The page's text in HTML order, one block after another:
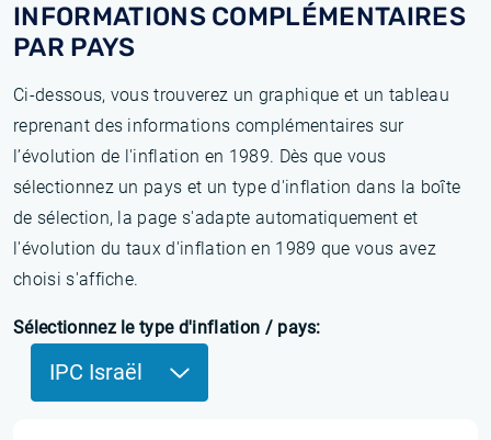
INFORMATIONS COMPLÉMENTAIRES
PAR PAYS
Ci-dessous, vous trouverez un graphique et un tableau
reprenant des informations complémentaires sur
l’évolution de l'inflation en 1989. Dès que vous
sélectionnez un pays et un type d'inflation dans la boîte
de sélection, la page s'adapte automatiquement et
l'évolution du taux d'inflation en 1989 que vous avez
choisi s'affiche.
Sélectionnez le type d'inflation / pays:
IPC Israël